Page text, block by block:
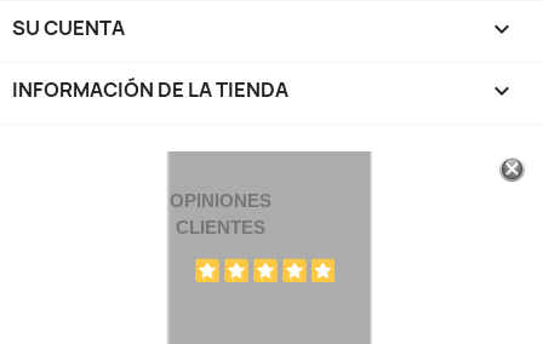
SU CUENTA 
INFORMACIÓN DE LA TIENDA keyboard_arrow_down
OPINIONES
CLIENTES